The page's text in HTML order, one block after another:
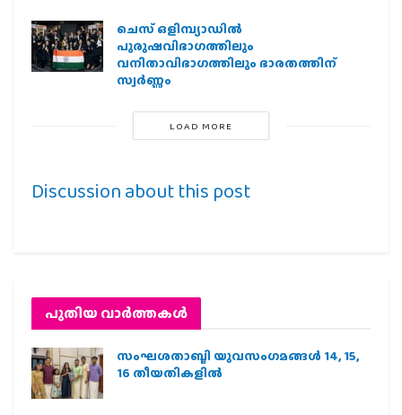
ചെസ് ഒളിമ്പ്യാഡില്‍
പുരുഷവിഭാഗത്തിലും
വനിതാവിഭാഗത്തിലും ഭാരതത്തിന്
സ്വര്‍ണ്ണം
LOAD MORE
Discussion about this post
പുതിയ വാര്‍ത്തകള്‍
സംഘശതാബ്ദി യുവസംഗമങ്ങള്‍ 14, 15,
16 തീയതികളില്‍